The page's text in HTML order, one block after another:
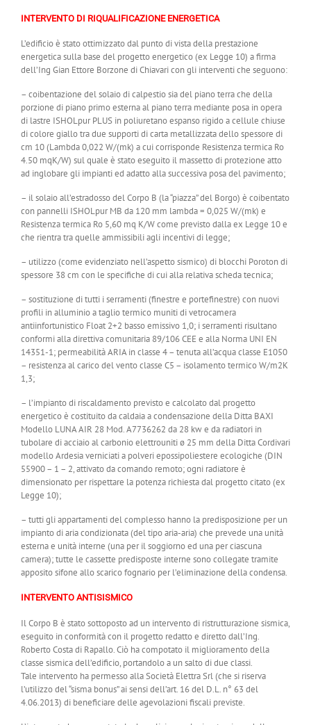
INTERVENTO DI RIQUALIFICAZIONE ENERGETICA
L’edificio è stato ottimizzato dal punto di vista della prestazione
energetica sulla base del progetto energetico (ex Legge 10) a firma
dell’Ing Gian Ettore Borzone di Chiavari con gli interventi che seguono:
– coibentazione del solaio di calpestio sia del piano terra che della
porzione di piano primo esterna al piano terra mediante posa in opera
di lastre ISHOLpur PLUS in poliuretano espanso rigido a cellule chiuse
di colore giallo tra due supporti di carta metallizzata dello spessore di
cm 10 (Lambda 0,022 W/(mk) a cui corrisponde Resistenza termica Ro
4.50 mqK/W) sul quale è stato eseguito il massetto di protezione atto
ad inglobare gli impianti ed adatto alla successiva posa del pavimento;
– il solaio all’estradosso del Corpo B (la “piazza” del Borgo) è coibentato
con pannelli ISHOLpur MB da 120 mm lambda = 0,025 W/(mk) e
Resistenza termica Ro 5,60 mq K/W come previsto dalla ex Legge 10 e
che rientra tra quelle ammissibili agli incentivi di legge;
– utilizzo (come evidenziato nell’aspetto sismico) di blocchi Poroton di
spessore 38 cm con le specifiche di cui alla relativa scheda tecnica;
– sostituzione di tutti i serramenti (finestre e portefinestre) con nuovi
profili in alluminio a taglio termico muniti di vetrocamera
antiinfortunistico Float 2+2 basso emissivo 1,0; i serramenti risultano
conformi alla direttiva comunitaria 89/106 CEE e alla Norma UNI EN
14351-1; permeabilità ARIA in classe 4 – tenuta all’acqua classe E1050
– resistenza al carico del vento classe C5 – isolamento termico W/m2K
1,3;
– l’impianto di riscaldamento previsto e calcolato dal progetto
energetico è costituito da caldaia a condensazione della Ditta BAXI
Modello LUNA AIR 28 Mod. A7736262 da 28 kw e da radiatori in
tubolare di acciaio al carbonio elettrouniti ø 25 mm della Ditta Cordivari
modello Ardesia verniciati a polveri epossipoliestere ecologiche (DIN
55900 – 1 – 2, attivato da comando remoto; ogni radiatore è
dimensionato per rispettare la potenza richiesta dal progetto citato (ex
Legge 10);
– tutti gli appartamenti del complesso hanno la predisposizione per un
impianto di aria condizionata (del tipo aria-aria) che prevede una unità
esterna e unità interne (una per il soggiorno ed una per ciascuna
camera); tutte le cassette predisposte interne sono collegate tramite
apposito sifone allo scarico fognario per l’eliminazione della condensa.
INTERVENTO ANTISISMICO
Il Corpo B è stato sottoposto ad un intervento di ristrutturazione sismica,
eseguito in conformità con il progetto redatto e diretto dall’Ing.
Roberto Costa di Rapallo. Ciò ha compotato il miglioramento della
classe sismica dell’edificio, portandolo a un salto di due classi.
Tale intervento ha permesso alla Società Elettra Srl (che si riserva
l’utilizzo del “sisma bonus” ai sensi dell’art. 16 del D.L. n° 63 del
4.06.2013) di beneficiare delle agevolazioni fiscali previste.